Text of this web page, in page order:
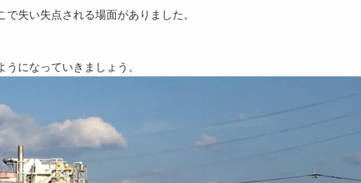
失い失点される場面がありました。
になっていきましょう。